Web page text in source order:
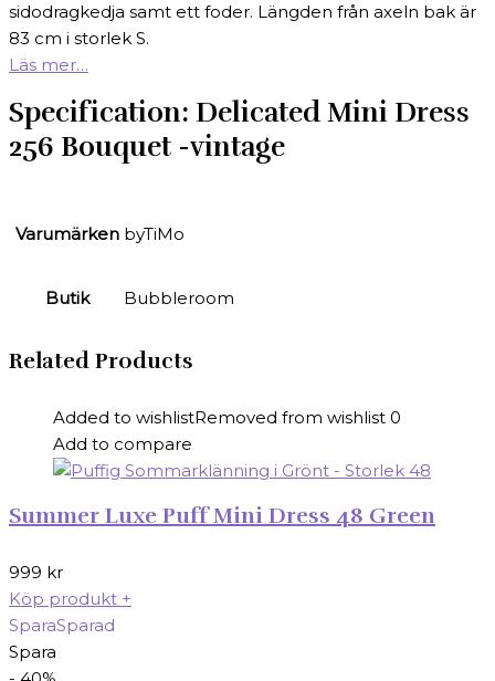
sidodragkedja samt ett foder. Längden från axeln bak är
83 cm i storlek S.
Läs mer…
Specification: Delicated Mini Dress
256 Bouquet -vintage
Varumärken byTiMo
Butik Bubbleroom
Related Products
Added to wishlistRemoved from wishlist 0
Add to compare
Summer Luxe Puff Mini Dress 48 Green
999 kr
Köp produkt +
SparaSparad
Spara